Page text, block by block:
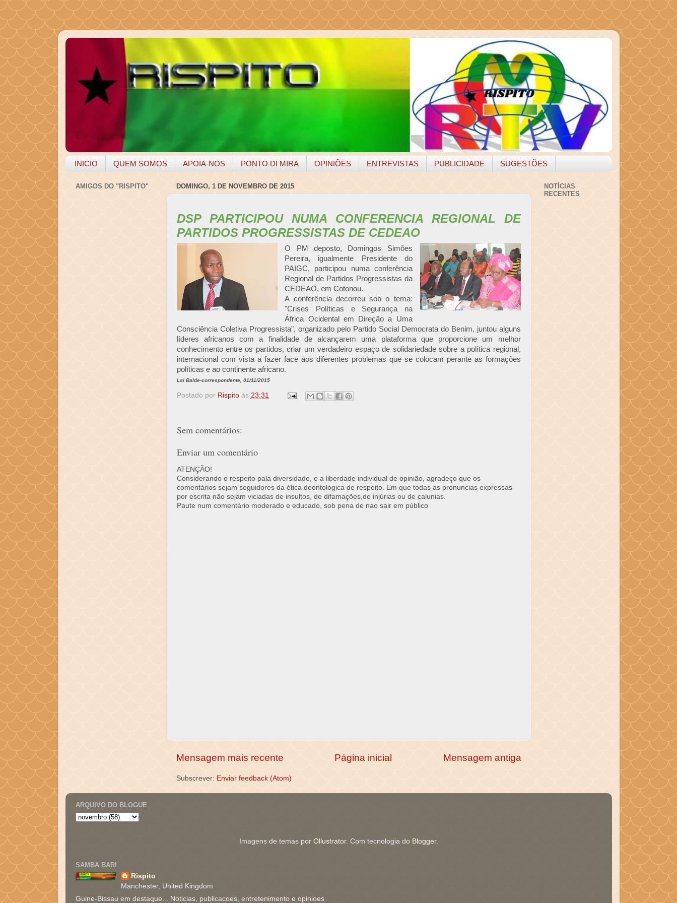
INICIO QUEM SOMOS APOIA-NOS PONTO DI MIRA OPINIÕES ENTREVISTAS PUBLICIDADE SUGESTÕES
DOMINGO, 1 DE NOVEMBRO DE 2015
DSP PARTICIPOU NUMA CONFERENCIA REGIONAL DE
PARTIDOS PROGRESSISTAS DE CEDEAO
O PM deposto, Domingos Simões
Pereira, igualmente Presidente do
PAIGC, participou numa conferência
Regional de Partidos Progressistas da
CEDEAO, em Cotonou.
A conferência decorreu sob o tema:
"Crises Políticas e Segurança na
África Ocidental em Direção a Uma
Consciência Coletiva Progressista", organizado pelo Partido Social Democrata do Benim, juntou alguns
líderes africanos com a finalidade de alcançarem uma plataforma que proporcione um melhor
conhecimento entre os partidos, criar um verdadeiro espaço de solidariedade sobre a política regional,
internacional com vista a fazer face aos diferentes problemas que se colocam perante as formações
políticas e ao continente africano.
Lai Balde-correspondente, 01/11/2015
Postado por Rispito às 23:31
Sem comentários:
Enviar um comentário
ATENÇÃO!
Considerando o respeito pala diversidade, e a liberdade individual de opinião, agradeço que os
comentários sejam seguidores da ética deontológica de respeito. Em que todas as pronuncias expressas
por escrita não sejam viciadas de insultos, de difamações,de injúrias ou de calunias.
Paute num comentário moderado e educado, sob pena de nao sair em público
Mensagem mais recente Mensagem antiga
Página inicial
Subscrever: Enviar feedback (Atom)
AMIGOS DO "RISPITO"
NOTÍCIAS
RECENTES
ARQUIVO DO BLOGUE
Imagens de temas por Ollustrator. Com tecnologia do Blogger.
SAMBA BARI
Rispito
Manchester, United Kingdom
Guine-Bissau em destaque... Noticias, publicacoes, entretenimento e opinioes